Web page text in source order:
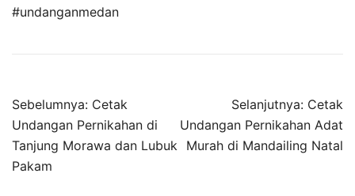
#undanganmedan
Sebelumnya: Cetak
Undangan Pernikahan di
Tanjung Morawa dan Lubuk
Pakam
Selanjutnya: Cetak
Undangan Pernikahan Adat
Murah di Mandailing Natal